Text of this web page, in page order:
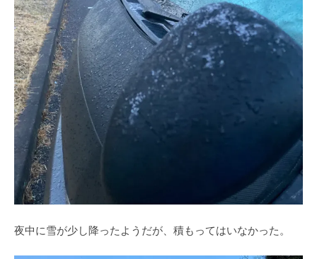
夜中に雪が少し降ったようだが、積もってはいなかった。